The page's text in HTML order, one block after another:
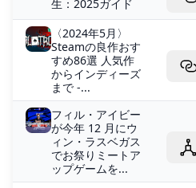
生：2025ガイド
〈2024年5月〉
Steamの良作おす
すめ86選 人気作
からインディーズ
まで -...
フィル・アイビー
が今年 12 月にウ
ィン・ラスベガス
でお祭りミートア
ップゲームを...